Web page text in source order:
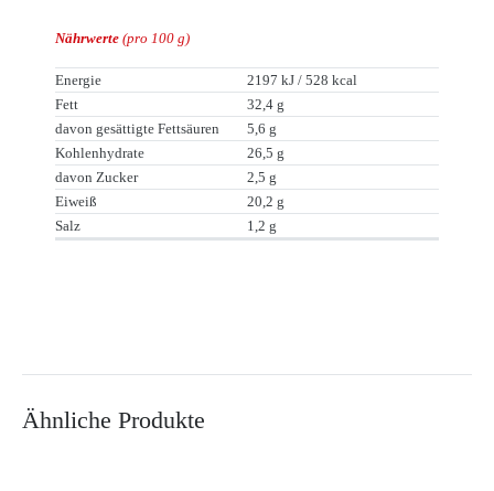
Nährwerte (pro 100 g)
Energie
2197 kJ / 528 kcal
Fett
32,4 g
davon gesättigte Fettsäuren
5,6 g
Kohlenhydrate
26,5 g
davon Zucker
2,5 g
Eiweiß
20,2 g
Salz
1,2 g
Ähnliche Produkte